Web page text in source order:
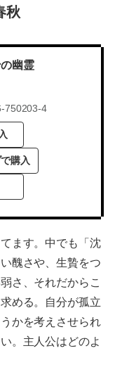
秋
幽霊
750203-4
購入
ます。中でも「沈
醜さや、生贄をつ
さ、それだからこ
める。自分が孤立
かを考えさせられ
。主人公はどのよ